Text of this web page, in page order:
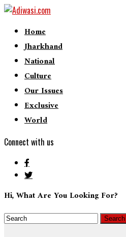
Home
Jharkhand
National
Culture
Our Issues
Exclusive
World
Connect with us
Hi, What Are You Looking For?